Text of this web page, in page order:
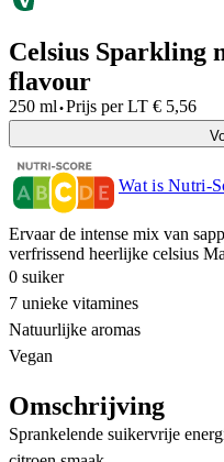
Celsius Sparkling
flavour
250 ml·Prijs per LT € 5,56
Wat is Nutri-
Ervaar de intense mix van
verfrissend heerlijke celsius
0 suiker
7 unieke vitamines
Natuurlijke aromas
Vegan
Omschrijving
Sprankelende suikervrije